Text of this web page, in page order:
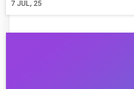
7 JUL, 25